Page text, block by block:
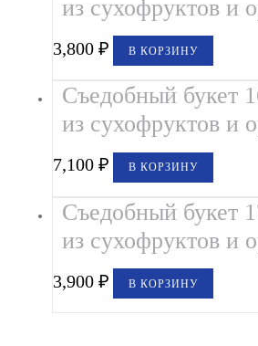
из сухофруктов и
3,800₽ В КОРЗИНУ
Съедобный букет
из сухофруктов и
7,100₽ В КОРЗИНУ
Съедобный букет
из сухофруктов и
3,900₽ В КОРЗИНУ